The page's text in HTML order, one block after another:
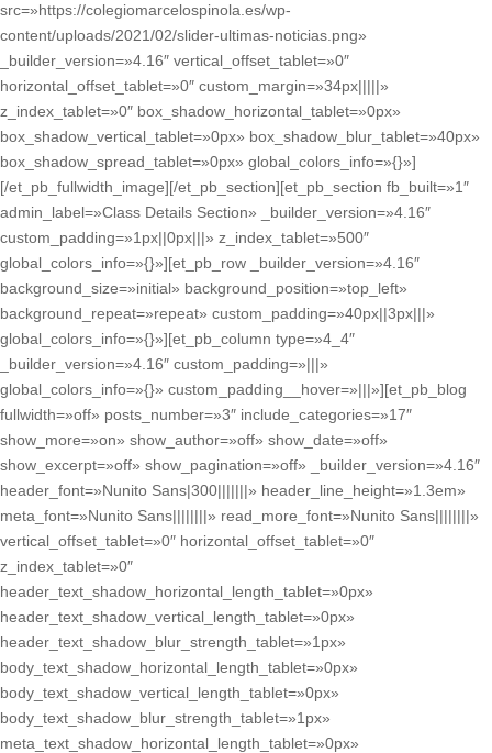
src=»https://colegiomarcelospinola.es/wp-
content/uploads/2021/02/slider-ultimas-noticias.png»
_builder_version=»4.16″ vertical_offset_tablet=»0″
horizontal_offset_tablet=»0″ custom_margin=»34px|||||»
z_index_tablet=»0″ box_shadow_horizontal_tablet=»0px»
box_shadow_vertical_tablet=»0px» box_shadow_blur_tablet=»40px»
box_shadow_spread_tablet=»0px» global_colors_info=»{}»]
[/et_pb_fullwidth_image][/et_pb_section][et_pb_section fb_built=»1″
admin_label=»Class Details Section» _builder_version=»4.16″
custom_padding=»1px||0px|||» z_index_tablet=»500″
global_colors_info=»{}»][et_pb_row _builder_version=»4.16″
background_size=»initial» background_position=»top_left»
background_repeat=»repeat» custom_padding=»40px||3px|||»
global_colors_info=»{}»][et_pb_column type=»4_4″
_builder_version=»4.16″ custom_padding=»|||»
global_colors_info=»{}» custom_padding__hover=»|||»][et_pb_blog
fullwidth=»off» posts_number=»3″ include_categories=»17″
show_more=»on» show_author=»off» show_date=»off»
show_excerpt=»off» show_pagination=»off» _builder_version=»4.16″
header_font=»Nunito Sans|300|||||||» header_line_height=»1.3em»
meta_font=»Nunito Sans||||||||» read_more_font=»Nunito Sans||||||||»
vertical_offset_tablet=»0″ horizontal_offset_tablet=»0″
z_index_tablet=»0″
header_text_shadow_horizontal_length_tablet=»0px»
header_text_shadow_vertical_length_tablet=»0px»
header_text_shadow_blur_strength_tablet=»1px»
body_text_shadow_horizontal_length_tablet=»0px»
body_text_shadow_vertical_length_tablet=»0px»
body_text_shadow_blur_strength_tablet=»1px»
meta_text_shadow_horizontal_length_tablet=»0px»